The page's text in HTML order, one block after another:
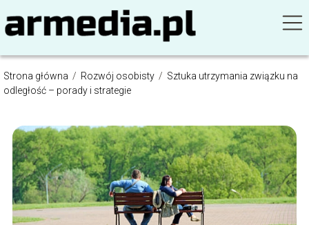
Strona główna / Rozwój osobisty / Sztuka utrzymania związku na
odległość – porady i strategie